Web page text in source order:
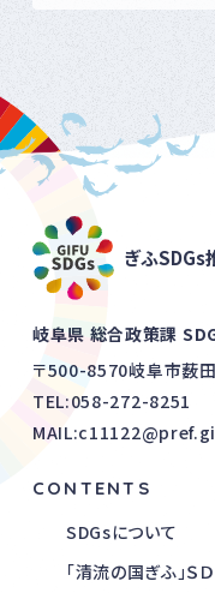
ぎふSDGs
岐阜県 総合政策課
〒500-8570岐阜市薮
TEL:058-272-8251
CONTENTS
SDGsについて
「清流の国ぎふ」Ｓ